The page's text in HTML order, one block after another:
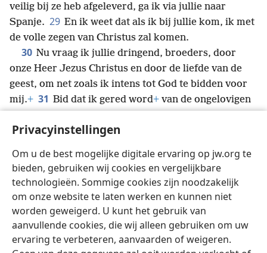
Privacyinstellingen
Om u de best mogelijke digitale ervaring op jw.org te
bieden, gebruiken wij cookies en vergelijkbare
technologieën. Sommige cookies zijn noodzakelijk
om onze website te laten werken en kunnen niet
worden geweigerd. U kunt het gebruik van
aanvullende cookies, die wij alleen gebruiken om uw
ervaring te verbeteren, aanvaarden of weigeren.
veilig bij ze heb afgeleverd, ga ik via jullie naar
Spanje. 29 En ik weet dat als ik bij jullie kom, ik met
de volle zegen van Christus zal komen.
30 Nu vraag ik jullie dringend, broeders, door
onze Heer Jezus Christus en door de liefde van de
geest, om net zoals ik intens tot God te bidden voor
mij.+ 31 Bid dat ik gered word+ van de ongelovigen
heiligen gewaardeerd zal worden.
samen met jullie nieuwe kracht opdoen. 33
Mag de
God die vrede geeft, met jullie zijn.+ Amen.
Nederlands Delen Instellingen